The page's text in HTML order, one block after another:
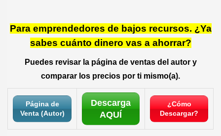
Para emprendedores de bajos recursos. ¿Ya
sabes cuánto dinero vas a ahorrar?
Puedes revisar la página de ventas del autor y
comparar los precios por ti mismo(a).
Página de
Venta (Autor)
Descarga
AQUÍ
¿Cómo
Descargar?